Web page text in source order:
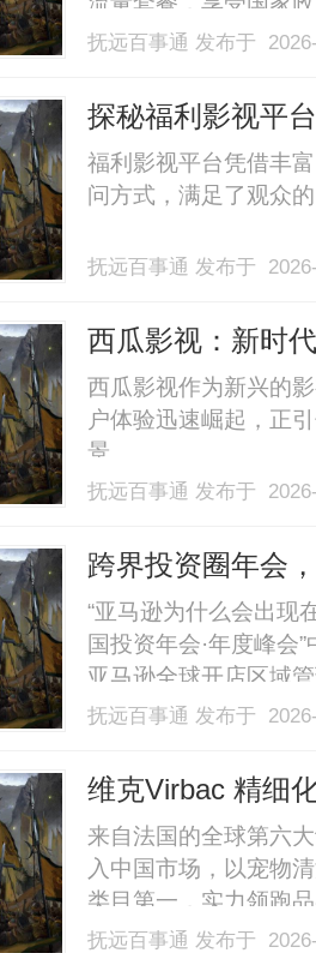
上宣传的"19元无限流
国包邮到家重要说明
抚远百事通 发布于
探秘福利影视平
福利影视平台凭借丰
问方式，满足了观众
抚远百事通 发布于
西瓜影视：新时
西瓜影视作为新兴的
户体验迅速崛起，正
景。......
抚远百事通 发布于
跨界投资圈年会
“亚马逊为什么会出现
国投资年会·年度峰会
亚马逊全球开店区域
个幽默的开场，通过
去，越来越多的企业
抚远百事通 发布于
维克Virbac 精细
来自法国的全球第六
入中国市场，以宠物
类目第一，实力领跑
抚远百事通 发布于